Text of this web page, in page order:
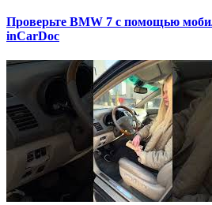
Проверьте BMW 7 с помощью
inCarDoc